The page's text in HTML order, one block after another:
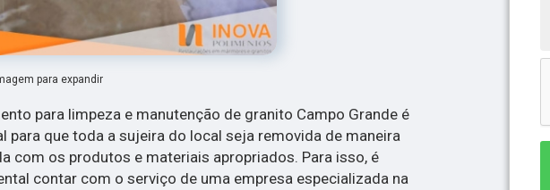
para expandir
para limpeza e manutenção de granito Campo Grande é
para que toda a sujeira do local seja removida de maneira
com os produtos e materiais apropriados. Para isso, é
contar com o serviço de uma empresa especializada na